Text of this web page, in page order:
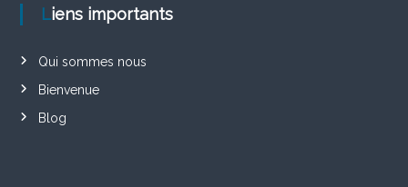
Liens importants
Qui sommes nous
Bienvenue
Blog